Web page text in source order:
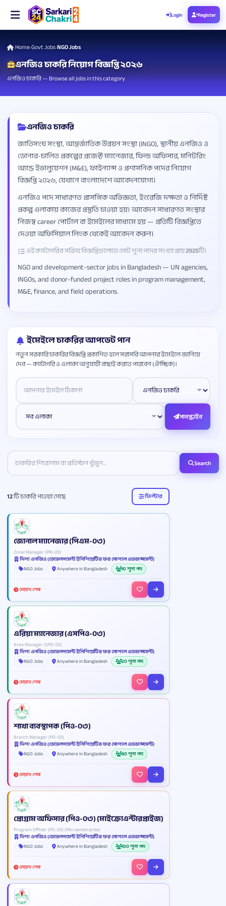
Login Register
Home›Govt Jobs›NGO Jobs
এনজিও চাকরি নিয়োগ বিজ্ঞপ্তি ২০২৬
এনজিও চাকরি — Browse all jobs in this category
এনজিও চাকরি
জাতিসংঘ সংস্থা, আন্তর্জাতিক উন্নয়ন সংস্থা (INGO), স্থানীয় এনজিও ও
ডোনার-চালিত প্রকল্পের প্রজেক্ট ম্যানেজার, ফিল্ড অফিসার, মনিটরিং
অ্যান্ড ইভালুয়েশন (M&E), ফাইন্যান্স ও প্রশাসনিক পদের নিয়োগ
বিজ্ঞপ্তি ২০২৬, যেখানে বাংলাদেশে আবেদনযোগ্য।
এনজিও পদে সাধারণত প্রাসঙ্গিক অভিজ্ঞতা, ইংরেজি দক্ষতা ও নির্দিষ্ট
প্রকল্প এলাকায় কাজের প্রস্তুতি চাওয়া হয়। আবেদন সাধারণত সংস্থার
নিজস্ব career পোর্টাল বা ইমেইলের মাধ্যমে হয় — প্রতিটি বিজ্ঞপ্তিতে
দেওয়া অফিসিয়াল লিংক থেকেই আবেদন করুন।
এই ক্যাটাগরির সক্রিয় বিজ্ঞপ্তিগুলোতে মোট শূন্য পদের সংখ্যা প্রায়2925টি।
NGO and development-sector jobs in Bangladesh — UN agencies,
INGOs, and donor-funded project roles in program management,
M&E, finance, and field operations.
ইমেইলে চাকরির আপডেট পান
নতুন সরকারি চাকরির বিজ্ঞপ্তি প্রকাশিত হলে সরাসরি আপনার ইমেইলে জানিয়ে
দেব — ক্যাটাগরি ও এলাকা অনুযায়ী বাছাই করতে পারবেন (ঐচ্ছিক)।
Website
সাবস্ক্রাইব
Search
12টি চাকরি পাওয়া গেছে ফিল্টার
জোনাল ম্যানেজার (পিএম-০৩)
Zonal Manager (PM-03)
দিশা এনজিও (ডেভেলপমেন্ট ইনিশিয়েটিভ ফর সোশাল এডভান্সমেন্ট)
NGO Jobs
Anywhere in Bangladesh 10 শূন্য পদ
মেয়াদ শেষ
এরিয়া ম্যানেজার (এসপিও-০৩)
Area Manager (SPO-03)
দিশা এনজিও (ডেভেলপমেন্ট ইনিশিয়েটিভ ফর সোশাল এডভান্সমেন্ট)
NGO Jobs
Anywhere in Bangladesh 20 শূন্য পদ
মেয়াদ শেষ
শাখা ব্যবস্থাপক (পিও-০৩)
Branch Manager (PO-03)
দিশা এনজিও (ডেভেলপমেন্ট ইনিশিয়েটিভ ফর সোশাল এডভান্সমেন্ট)
NGO Jobs
Anywhere in Bangladesh 60 শূন্য পদ
মেয়াদ শেষ
প্রোগ্রাম অফিসার (পিও-০৩) (মাইক্রোএন্টারপ্রাইজ)
Program Officer (PO-03) (Microenterprise)
দিশা এনজিও (ডেভেলপমেন্ট ইনিশিয়েটিভ ফর সোশাল এডভান্সমেন্ট)
NGO Jobs
Anywhere in Bangladesh 100 শূন্য পদ
মেয়াদ শেষ